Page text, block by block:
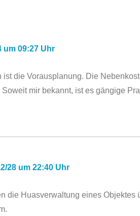
um 09:27 Uhr
ist die Vorausplanung. Die
mir bekannt, ist es gängige
28 um 22:40 Uhr
die Huasverwaltung eines